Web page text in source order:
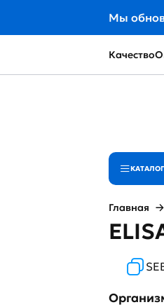
Мы
Качество
КАТАЛОГ
Главная